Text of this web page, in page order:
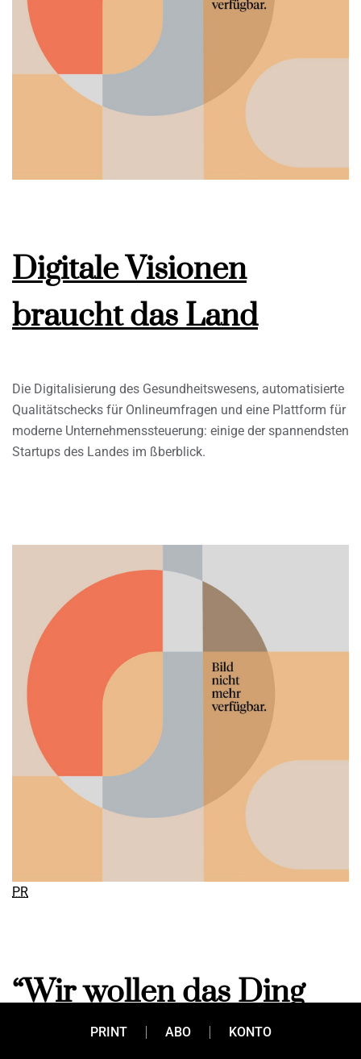
Digitale Visionen
braucht das Land
Die Digitalisierung des Gesundheitswesens, automatisierte
Qualitätschecks für Onlineumfragen und eine Plattform für
moderne Unternehmenssteuerung: einige der spannendsten
Startups des Landes im ßberblick.
PR
“Wir wollen das Ding
richtig groß aufziehen”
PRINT ABO KONTO